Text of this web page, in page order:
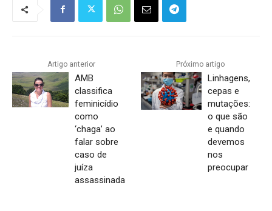
Artigo anterior
AMB
classifica
feminicídio
como
‘chaga’ ao
falar sobre
caso de
juíza
assassinada
Próximo artigo
Linhagens,
cepas e
mutações:
o que são
e quando
devemos
nos
preocupar